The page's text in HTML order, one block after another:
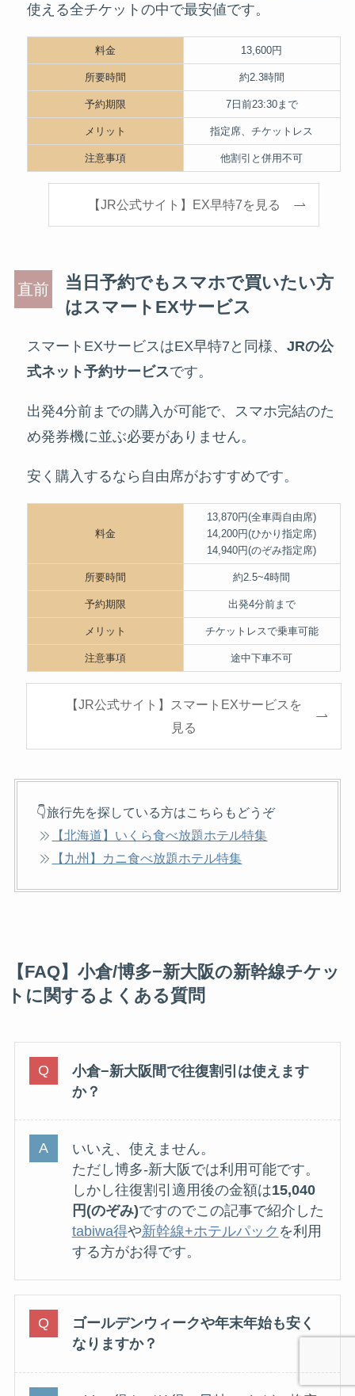
使える全チケットの中で最安値です。
料金 13,600円
所要時間 約2.3時間
予約期限 7日前23:30まで
メリット 指定席、チケットレス
注意事項 他割引と併用不可
【JR公式サイト】EX早特7を見る
当日予約でもスマホで買いたい方
はスマートEXサービス
スマートEXサービスはEX早特7と同様、 JRの公
式ネット予約サービスです。
出発4分前までの購入が可能で、スマホ完結のた
め発券機に並ぶ必要がありません。
安く購入するなら自由席がおすすめです。
料金
13,870円(全車両自由席)
14,200円(ひかり指定席)
14,940円(のぞみ指定席)
所要時間 約2.5~4時間
予約期限 出発4分前まで
メリット チケットレスで乗車可能
注意事項 途中下車不可
【JR公式サイト】スマートEXサービスを
見る
👇旅行先を探している方はこちらもどうぞ
【北海道】いくら食べ放題ホテル特集
【九州】カニ食べ放題ホテル特集
【FAQ】小倉/博多−新大阪の新幹線チケッ
トに関するよくある質問
小倉−新大阪間で往復割引は使えます
か？
いいえ、使えません。
ただし博多-新大阪では利用可能です。
しかし往復割引適用後の金額は15,040
円 (のぞみ)ですのでこの記事で紹介した
tabiwa得や新幹線+ホテルパック を利用
する方がお得です。
ゴールデンウィークや年末年始も安く
なりますか？